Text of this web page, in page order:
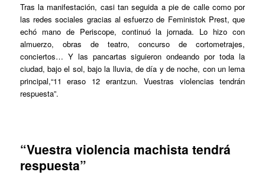
Tras la manifestación, casi tan seguida a pie de calle como por
las redes sociales gracias al esfuerzo de Feministok Prest, que
echó mano de Periscope, continuó la jornada. Lo hizo con
almuerzo, obras de teatro, concurso de cortometrajes,
conciertos… Y las pancartas siguieron ondeando por toda la
ciudad, bajo el sol, bajo la lluvia, de día y de noche, con un lema
principal,“11 eraso 12 erantzun. Vuestras violencias tendrán
respuesta”.
“Vuestra violencia machista tendrá
respuesta”